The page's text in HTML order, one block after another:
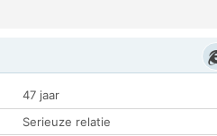
47 jaar
Serieuze relatie